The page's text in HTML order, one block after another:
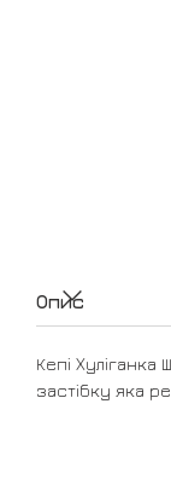
Опис
Кепі Хуліганка
застібку яка